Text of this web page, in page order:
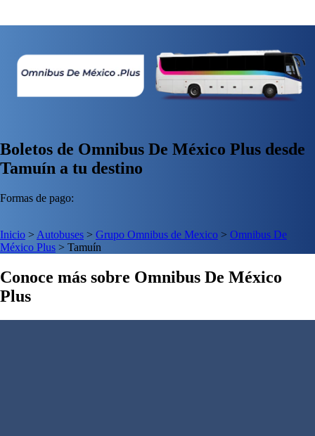
Boletos de Omnibus De México Plus desde
Tamuín a tu destino
Formas de pago:
Inicio > Autobuses > Grupo Omnibus de Mexico > Omnibus De
México Plus > Tamuín
Conoce más sobre Omnibus De México
Plus